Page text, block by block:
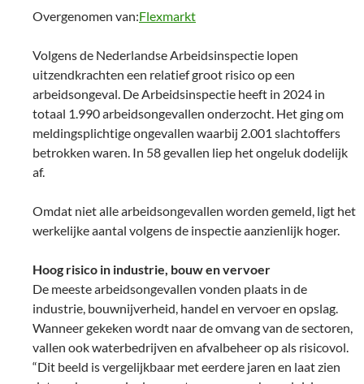
Overgenomen van:Flexmarkt
Volgens de Nederlandse Arbeidsinspectie lopen
uitzendkrachten een relatief groot risico op een
arbeidsongeval. De Arbeidsinspectie heeft in 2024 in
totaal 1.990 arbeidsongevallen onderzocht. Het ging om
meldingsplichtige ongevallen waarbij 2.001 slachtoffers
betrokken waren. In 58 gevallen liep het ongeluk dodelijk
af.
Omdat niet alle arbeidsongevallen worden gemeld, ligt het
werkelijke aantal volgens de inspectie aanzienlijk hoger.
Hoog risico in industrie, bouw en vervoer
De meeste arbeidsongevallen vonden plaats in de
industrie, bouwnijverheid, handel en vervoer en opslag.
Wanneer gekeken wordt naar de omvang van de sectoren,
vallen ook waterbedrijven en afvalbeheer op als risicovol.
“Dit beeld is vergelijkbaar met eerdere jaren en laat zien